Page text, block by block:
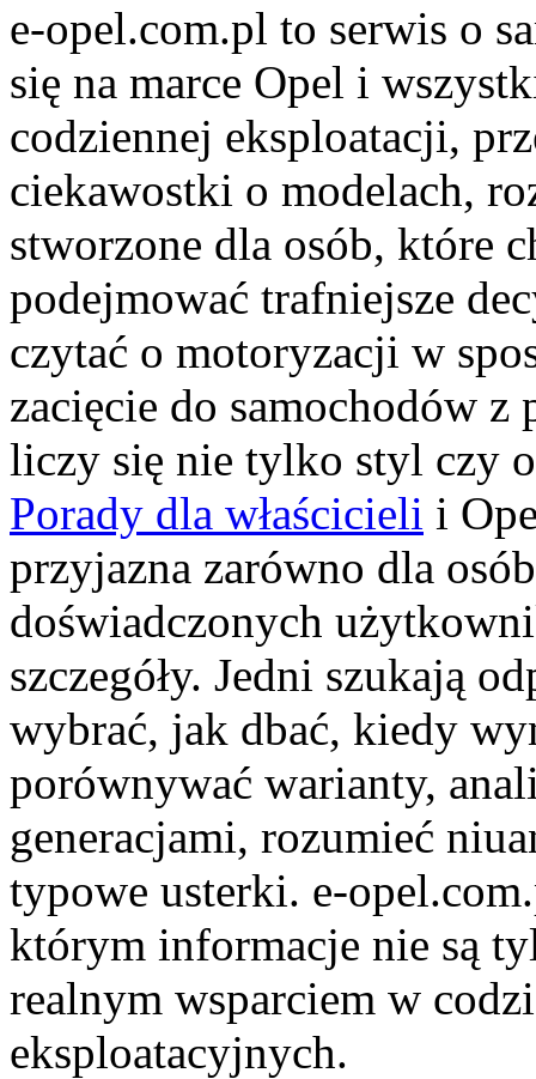
e-opel.com.pl to serwis o
się na marce Opel i
codziennej eksploatacji,
ciekawostki o modelach,
stworzone dla osób, które
podejmować trafniejsze
czytać o motoryzacji w
zacięcie do samochodów z
liczy się nie tylko styl czy
Porady dla właścicieli i
przyjazna zarówno dla
doświadczonych
szczegóły. Jedni szukają
wybrać, jak dbać, kiedy
porównywać warianty,
generacjami, rozumieć
typowe usterki. e-
którym informacje nie są
realnym wsparciem w
eksploatacyjnych.